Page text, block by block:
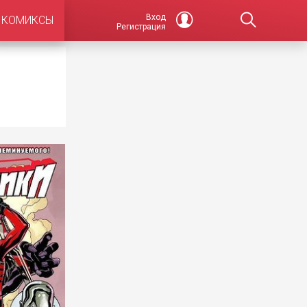
КОМИКСЫ
Вход
Регистрация